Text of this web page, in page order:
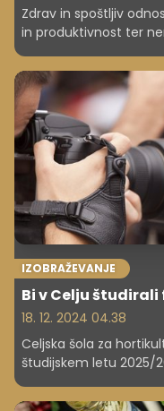
Zdrav in spoštljiv
in produktivnost ter
poglejte pet
zavezništva z
IZOBRAŽEVANJE
Bi v Celju
18. 12. 2024 04.38
Celjska šola za
študijskem letu 2025/
diplome prejeli naziv